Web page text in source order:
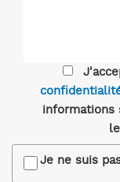
informations
Je ne suis